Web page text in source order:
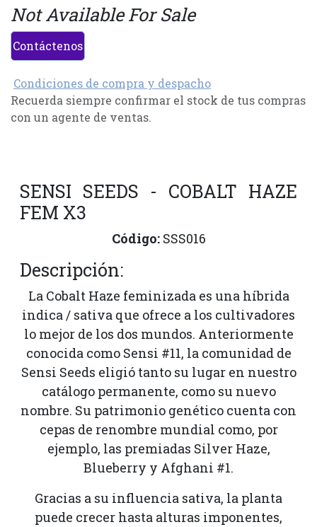
Not Available For Sale
Contáctenos
Condiciones de compra y despacho
Recuerda siempre confirmar el stock de tus compras
con un agente de ventas.
SENSI SEEDS - COBALT HAZE
FEM X3
Código:SSS016
Descripción:
La Cobalt Haze feminizada es una híbrida
indica / sativa que ofrece a los cultivadores
lo mejor de los dos mundos. Anteriormente
conocida como Sensi #11, la comunidad de
Sensi Seeds eligió tanto su lugar en nuestro
catálogo permanente, como su nuevo
nombre. Su patrimonio genético cuenta con
cepas de renombre mundial como, por
ejemplo, las premiadas Silver Haze,
Blueberry y Afghani #1.
Gracias a su influencia sativa, la planta
puede crecer hasta alturas imponentes,